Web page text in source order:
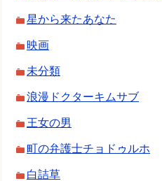
星から来たあなた
映画
未分類
浪漫ドクターキムサブ
王女の男
町の弁護士チョドゥルホ
白詰草